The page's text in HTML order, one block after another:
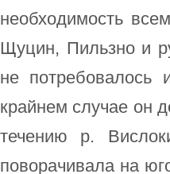
необходимость
Щуцин, Пильзно и
не
крайнем случае он
течению р.
поворачивала на